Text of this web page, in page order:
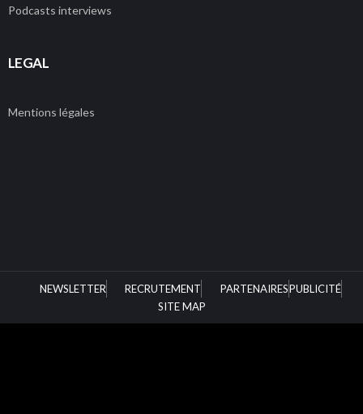
Podcasts interviews
LEGAL
Mentions légales
NEWSLETTER RECRUTEMENT PARTENAIRESPUBLICITÉ
SITE MAP